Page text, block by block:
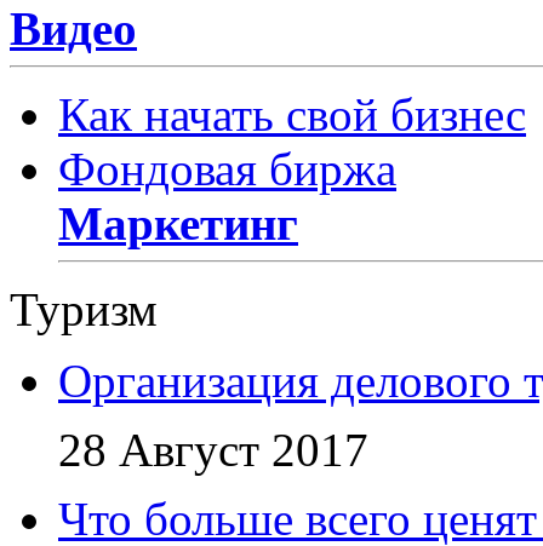
Видео
Как начать свой бизнес
Фондовая биржа
Маркетинг
Туризм
Организация делового
28 Август 2017
Что больше всего